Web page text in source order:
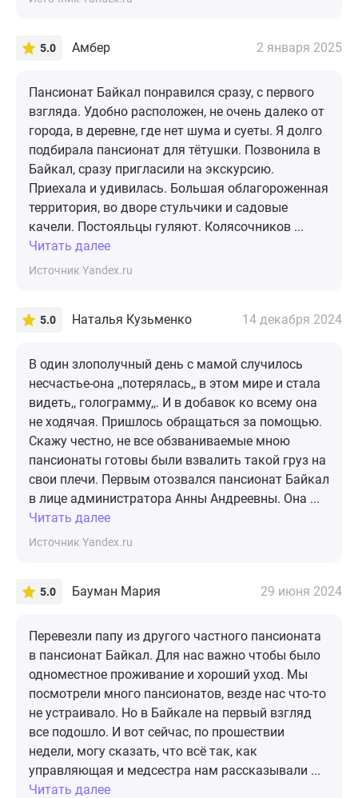
5.0 Амбер 2 января 2025
Пансионат Байкал понравился сразу, с первого
взгляда. Удобно расположен, не очень далеко от
города, в деревне, где нет шума и суеты. Я долго
подбирала пансионат для тётушки. Позвонила в
Байкал, сразу пригласили на экскурсию.
Приехала и удивилась. Большая облагороженная
территория, во дворе стульчики и садовые
качели. Постояльцы гуляют. Колясочников ...
Читать далее
Источник Yandex.ru
5.0 Наталья Кузьменко 14 декабря 2024
В один злополучный день с мамой случилось
несчастье-она ,,потерялась,, в этом мире и стала
видеть,, голограмму,,. И в добавок ко всему она
не ходячая. Пришлось обращаться за помощью.
Скажу честно, не все обзваниваемые мною
пансионаты готовы были взвалить такой груз на
свои плечи. Первым отозвался пансионат Байкал
в лице администратора Анны Андреевны. Она ...
Читать далее
Источник Yandex.ru
5.0 Бауман Мария 29 июня 2024
Перевезли папу из другого частного пансионата
в пансионат Байкал. Для нас важно чтобы было
одноместное проживание и хороший уход. Мы
посмотрели много пансионатов, везде нас что-то
не устраивало. Но в Байкале на первый взгляд
все подошло. И вот сейчас, по прошествии
недели, могу сказать, что всё так, как
управляющая и медсестра нам рассказывали ...
Читать далее